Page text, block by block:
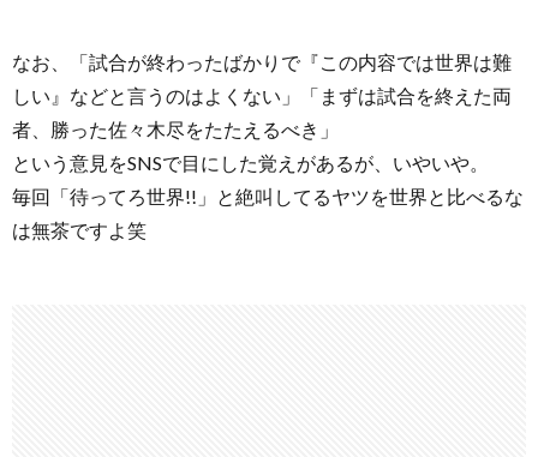
なお、「試合が終わったばかりで『この内容では世界は難
しい』などと言うのはよくない」「まずは試合を終えた両
者、勝った佐々木尽をたたえるべき」
という意見をSNSで目にした覚えがあるが、いやいや。
毎回「待ってろ世界!!」と絶叫してるヤツを世界と比べるな
は無茶ですよ笑